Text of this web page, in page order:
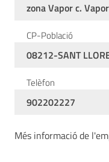
zona Vapor c.
CP-Població
08212-SANT
Telèfon
902202227
Més informació de